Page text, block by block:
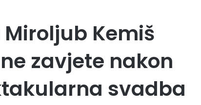
Kemiš
zavjete nakon
svadba